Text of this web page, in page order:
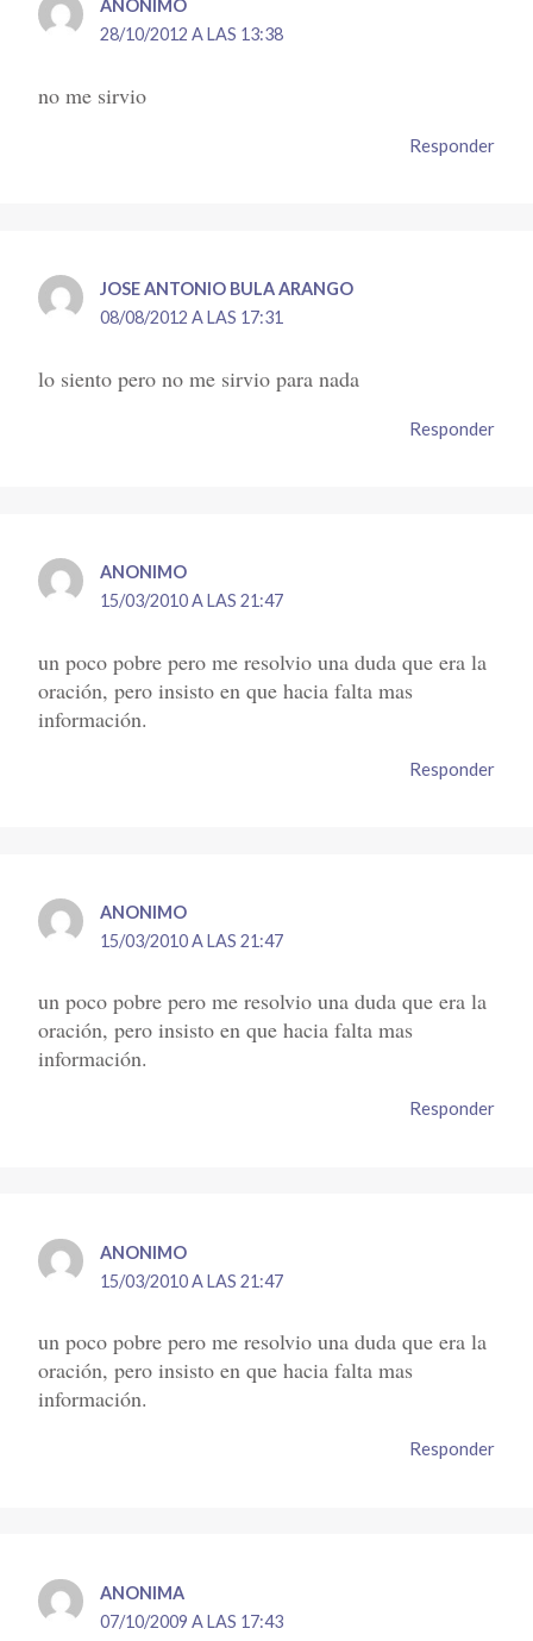
ANONIMO
28/10/2012 A LAS 13:38
no me sirvio
Responder
JOSE ANTONIO BULA ARANGO
08/08/2012 A LAS 17:31
lo siento pero no me sirvio para nada
Responder
ANONIMO
15/03/2010 A LAS 21:47
un poco pobre pero me resolvio una duda que era la
oración, pero insisto en que hacia falta mas
información.
Responder
ANONIMO
15/03/2010 A LAS 21:47
un poco pobre pero me resolvio una duda que era la
oración, pero insisto en que hacia falta mas
información.
Responder
ANONIMO
15/03/2010 A LAS 21:47
un poco pobre pero me resolvio una duda que era la
oración, pero insisto en que hacia falta mas
información.
Responder
ANONIMA
07/10/2009 A LAS 17:43